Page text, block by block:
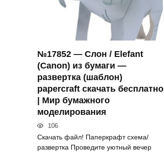
№17852 — Слон / Elefant
(Canon) из бумаги —
развертка (шаблон)
papercraft скачать бесплатно
| Мир бумажного
моделирования
106
Скачать файл! Паперкрафт схема/
развертка Проведите уютный вечер